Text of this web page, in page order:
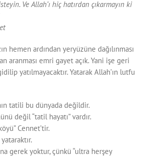
Ve Allah’ı hiç hatırdan çıkarmayın ki
hemen ardından yeryüzüne dağılınması
aranması emri gayet açık. Yani işe geri
yatılmayacaktır. Yatarak Allah’ın lutfu
tatili bu dünyada değildir.
değil “tatil hayatı” vardır.
Cennet’tir.
gerek yoktur, çünkü “ultra herşey